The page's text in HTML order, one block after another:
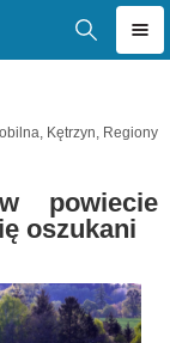
, Kętrzyn, Regiony
powiecie
oszukani